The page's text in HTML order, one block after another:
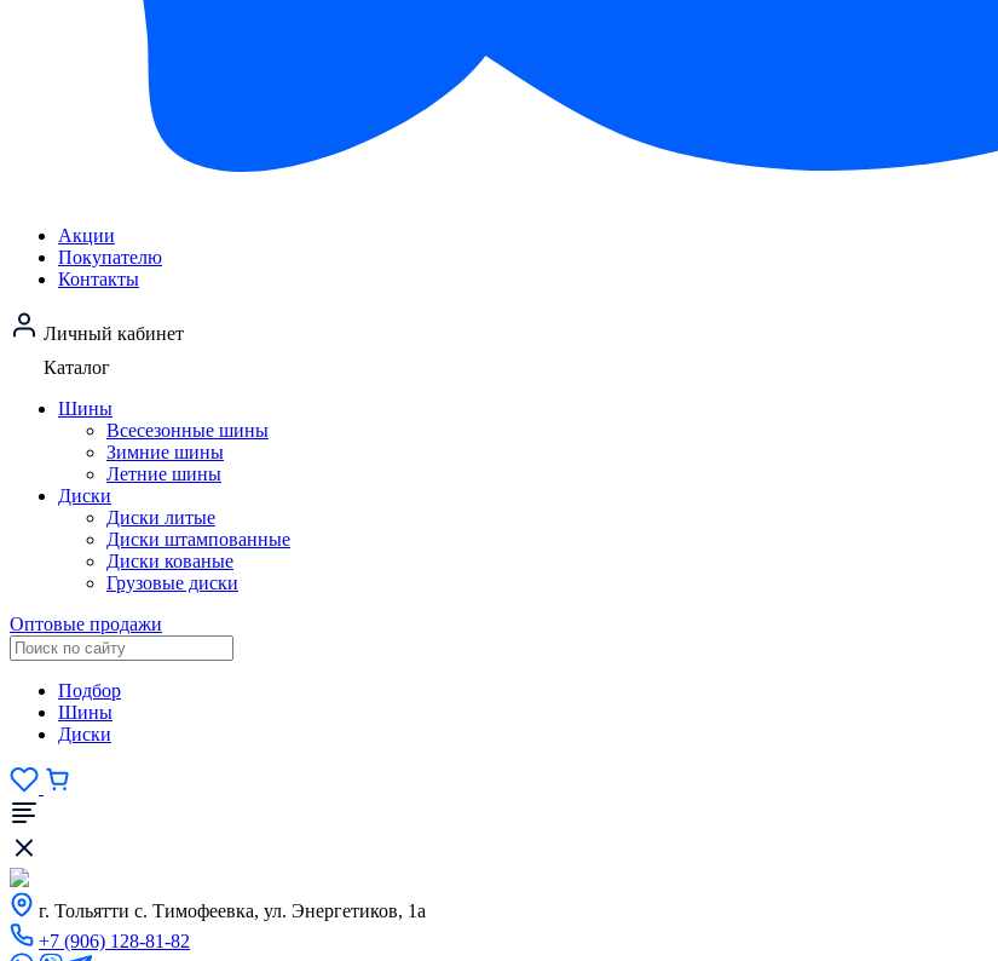
Акции
Покупателю
Контакты
Личный кабинет
Каталог
Шины
Всесезонные шины
Зимние шины
Летние шины
Диски
Диски литые
Диски штампованные
Диски кованые
Грузовые диски
Оптовые продажи
Подбор
Шины
Диски
г. Тольятти с. Тимофеевка, ул. Энергетиков, 1а
+7 (906) 128-81-82